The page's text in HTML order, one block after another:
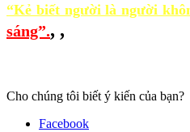
“Kẻ biết người là người
sáng”., ,
Cho chúng tôi biết ý kiến của bạn?
Facebook